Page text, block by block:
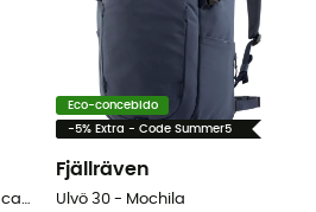
Eco-concebido
-5% Extra - Code Summer5
Fjällräven
Ulvö 30 - Mochila